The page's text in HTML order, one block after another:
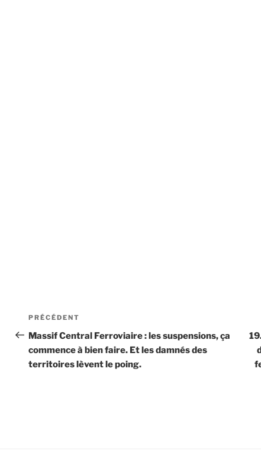
Navigation
de
l’article
Article
précédent
PRÉCÉDENT
Massif Central Ferroviaire : les suspensions, ça
commence à bien faire. Et les damnés des
territoires lèvent le poing.